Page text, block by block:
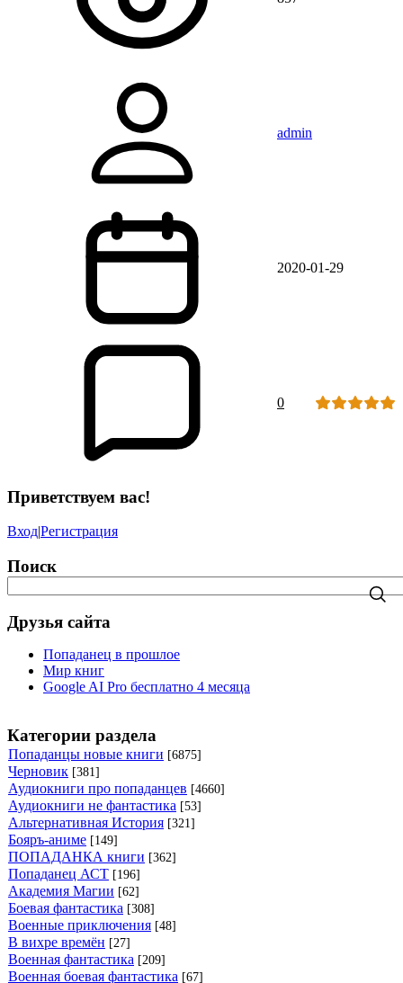
admin
2020-01-29
0
Приветствуем вас!
Вход|Регистрация
Поиск
Друзья сайта
Попаданец в прошлое
Мир книг
Google AI Pro бесплатно 4 месяца
Категории раздела
Попаданцы новые книги [6875]
Черновик [381]
Аудиокниги про попаданцев [4660]
Аудиокниги не фантастика [53]
Альтернативная История [321]
Бояръ-аниме [149]
ПОПАДАНКА книги [362]
Попаданец АСТ [196]
Академия Магии [62]
Боевая фантастика [308]
Военные приключения [48]
В вихре времён [27]
Военная фантастика [209]
Военная боевая фантастика [67]